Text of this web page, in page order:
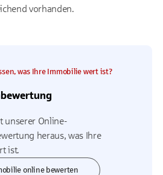
vorhanden.
was Ihre Immobilie wert ist?
unserer Online-
heraus, was Ihre
ist.
online bewerten